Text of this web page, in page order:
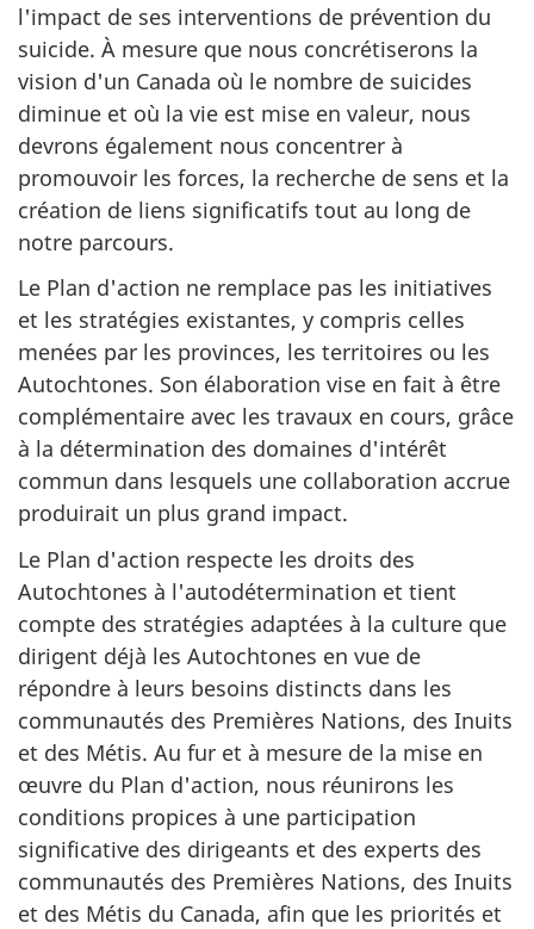
l'impact de ses interventions de prévention du
suicide. À mesure que nous concrétiserons la
vision d'un Canada où le nombre de suicides
diminue et où la vie est mise en valeur, nous
devrons également nous concentrer à
promouvoir les forces, la recherche de sens et la
création de liens significatifs tout au long de
notre parcours.
Le Plan d'action ne remplace pas les initiatives
et les stratégies existantes, y compris celles
menées par les provinces, les territoires ou les
Autochtones. Son élaboration vise en fait à être
complémentaire avec les travaux en cours, grâce
à la détermination des domaines d'intérêt
commun dans lesquels une collaboration accrue
produirait un plus grand impact.
Le Plan d'action respecte les droits des
Autochtones à l'autodétermination et tient
compte des stratégies adaptées à la culture que
dirigent déjà les Autochtones en vue de
répondre à leurs besoins distincts dans les
communautés des Premières Nations, des Inuits
et des Métis. Au fur et à mesure de la mise en
œuvre du Plan d'action, nous réunirons les
conditions propices à une participation
significative des dirigeants et des experts des
communautés des Premières Nations, des Inuits
et des Métis du Canada, afin que les priorités et